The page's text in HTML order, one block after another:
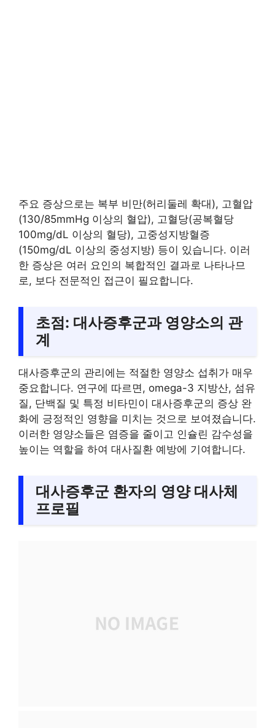
주요 증상으로는 복부 비만(허리둘레 확대), 고혈압
(130/85mmHg 이상의 혈압), 고혈당(공복혈당
100mg/dL 이상의 혈당), 고중성지방혈증
(150mg/dL 이상의 중성지방) 등이 있습니다. 이러
한 증상은 여러 요인의 복합적인 결과로 나타나므
로, 보다 전문적인 접근이 필요합니다.
초점: 대사증후군과 영양소의 관
계
대사증후군의 관리에는 적절한 영양소 섭취가 매우
중요합니다. 연구에 따르면, omega-3 지방산, 섬유
질, 단백질 및 특정 비타민이 대사증후군의 증상 완
화에 긍정적인 영향을 미치는 것으로 보여졌습니다.
이러한 영양소들은 염증을 줄이고 인슐린 감수성을
높이는 역할을 하여 대사질환 예방에 기여합니다.
대사증후군 환자의 영양 대사체
프로필